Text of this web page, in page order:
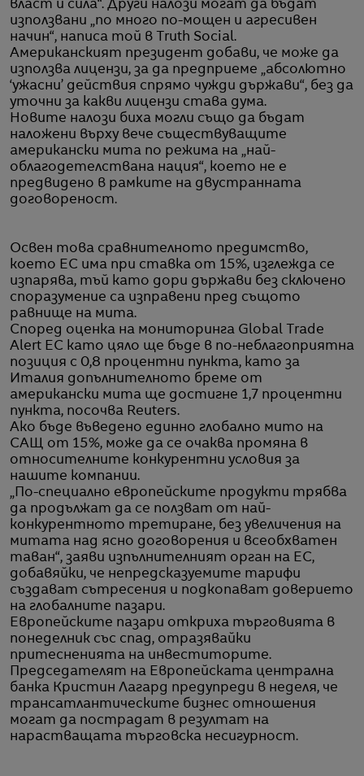
власт и сила“. Други налози могат да бъдат
използвани „по много по-мощен и агресивен
начин“, написа той в Truth Social.
Американският президент добави, че може да
използва лицензи, за да предприеме „абсолютно
‘ужасни’ действия спрямо чужди държави“, без да
уточни за какви лицензи става дума.
Новите налози биха могли също да бъдат
наложени върху вече съществуващите
американски мита по режима на „най-
облагодетелствана нация“, което не е
предвидено в рамките на двустранната
договореност.
Освен това сравнителното предимство,
което ЕС има при ставка от 15%, изглежда се
изпарява, тъй като дори държави без сключено
споразумение са изправени пред същото
равнище на мита.
Според оценка на мониторинга Global Trade
Alert ЕС като цяло ще бъде в по-неблагоприятна
позиция с 0,8 процентни пункта, като за
Италия допълнителното бреме от
американски мита ще достигне 1,7 процентни
пункта, посочва Reuters.
Ако бъде въведено единно глобално мито на
САЩ от 15%, може да се очаква промяна в
относителните конкурентни условия за
нашите компании.
„По-специално европейските продукти трябва
да продължат да се ползват от най-
конкурентното третиране, без увеличения на
митата над ясно договорения и всеобхватен
таван“, заяви изпълнителният орган на ЕС,
добавяйки, че непредсказуемите тарифи
създават сътресения и подкопават доверието
на глобалните пазари.
Европейските пазари откриха търговията в
понеделник със спад, отразявайки
притесненията на инвеститорите.
Председателят на Европейската централна
банка Кристин Лагард предупреди в неделя, че
трансатлантическите бизнес отношения
могат да пострадат в резултат на
нарастващата търговска несигурност.